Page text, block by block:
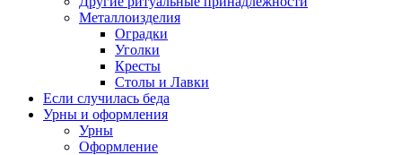
Металлоизделия
Оградки
Уголки
Кресты
Столы и Лавки
Если случилась беда
Урны и оформления
Урны
Оформление